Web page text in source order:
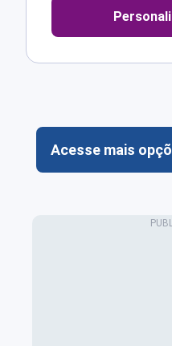
Acesse mais